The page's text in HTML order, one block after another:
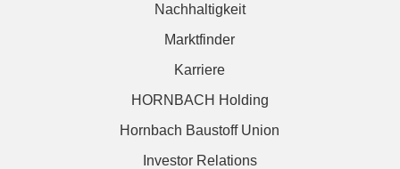
Nachhaltigkeit
Marktfinder
Karriere
HORNBACH Holding
Hornbach Baustoff Union
Investor Relations